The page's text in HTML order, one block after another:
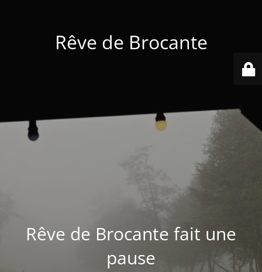
Rêve de Brocante
Rêve de Brocante fait une
pause